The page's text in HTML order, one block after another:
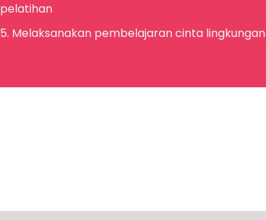
pelatihan
5. Melaksanakan pembelajaran cinta lingkungan